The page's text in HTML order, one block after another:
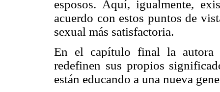
esposos. Aquí, igualmente,
acuerdo con estos puntos de
sexual más satisfactoria.
En el capítulo final la autora
redefinen sus propios
están educando a una nueva